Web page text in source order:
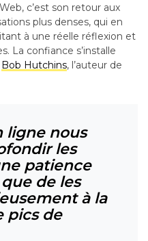
c’est son retour aux
plus denses, qui en
à une réelle réflexion et
La confiance s’installe
Bob Hutchins, l’auteur de
ligne nous
les
patience
de les
à la
pics de